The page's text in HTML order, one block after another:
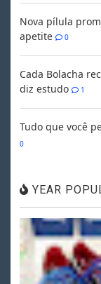
Nova pílula
apetite
0
Cada Bolacha
diz estudo
1
Tudo que você
0
YEAR